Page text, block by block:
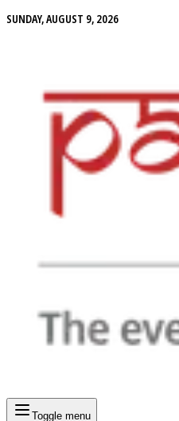
SUNDAY, AUGUST 9, 2026
Toggle menu